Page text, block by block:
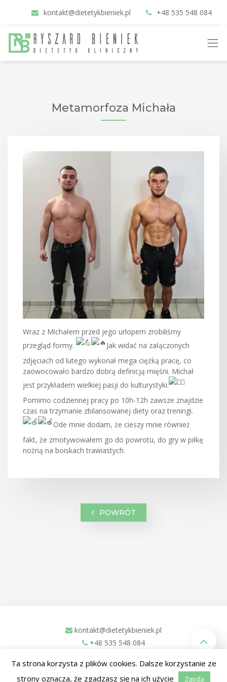
kontakt@dietetykbieniek.pl +48 535 548 084
Metamorfoza Michała
Wraz z Michałem przed jego urlopem zrobiliśmy
przegląd formy.
Jak widać na załączonych
zdjęciach od lutego wykonał mega ciężką pracę, co
zaowocowało bardzo dobrą definicją mięśni. Michał
jest przykładem wielkiej pasji do kulturystyki.
Pomimo codziennej pracy po 10h-12h zawsze znajdzie
czas na trzymanie zbilansowanej diety oraz treningi.
Ode mnie dodam, że cieszy mnie również
fakt, że zmotywowałem go do powrotu, do gry w piłkę
nożną na boiskach trawiastych.
POWRÓT
kontakt@dietetykbieniek.pl
+48 535 548 084
Kościan, 64-000
Ta strona korzysta z plików cookies. Dalsze korzystanie ze
strony oznacza, że zgadzasz się na ich użycie
Zgoda